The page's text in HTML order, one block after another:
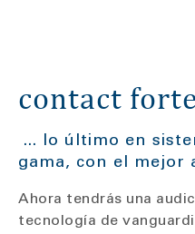
contact
... lo último en
gama, con el mejor
Ahora tendrás una
tecnología de